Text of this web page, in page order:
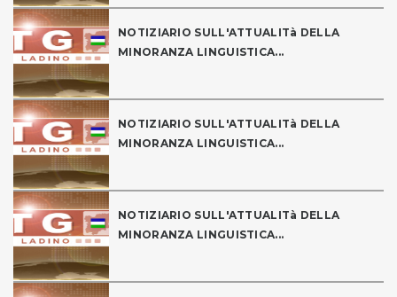
NOTIZIARIO SULL'ATTUALITà DELLA
MINORANZA LINGUISTICA...
NOTIZIARIO SULL'ATTUALITà DELLA
MINORANZA LINGUISTICA...
NOTIZIARIO SULL'ATTUALITà DELLA
MINORANZA LINGUISTICA...